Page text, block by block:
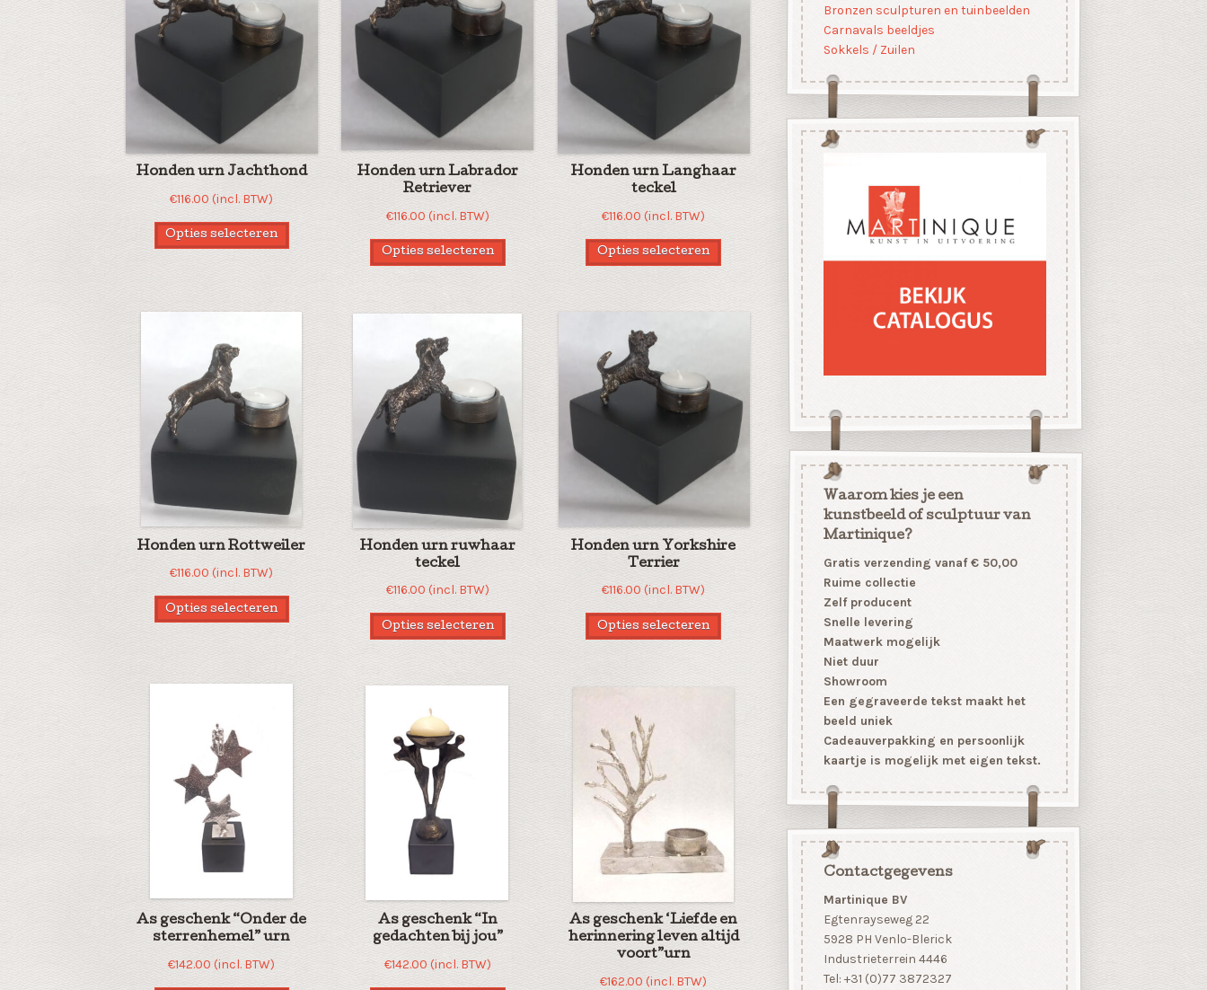
Honden urn Jachthond
€116.00 (incl. BTW)
Opties selecteren
Honden urn Labrador
Retriever
€116.00 (incl. BTW)
Opties selecteren
Honden urn Langhaar
teckel
€116.00 (incl. BTW)
Opties selecteren
Honden urn Rottweiler
€116.00 (incl. BTW)
Opties selecteren
Honden urn ruwhaar
teckel
€116.00 (incl. BTW)
Opties selecteren
Honden urn Yorkshire
Terrier
€116.00 (incl. BTW)
Opties selecteren
As geschenk “Onder de
sterrenhemel” urn
€142.00 (incl. BTW)
As geschenk “In
gedachten bij jou”
€142.00 (incl. BTW)
As geschenk ‘Liefde en
herinnering leven altijd
voort”urn
€162.00 (incl. BTW)
Bronzen sculpturen en tuinbeelden
Carnavals beeldjes
Sokkels / Zuilen
Waarom kies je een
kunstbeeld of sculptuur van
Martinique?
Gratis verzending vanaf € 50,00
Ruime collectie
Zelf producent
Snelle levering
Maatwerk mogelijk
Niet duur
Showroom
Een gegraveerde tekst maakt het
beeld uniek
Cadeauverpakking en persoonlijk
kaartje is mogelijk met eigen tekst.
Contactgegevens
Martinique BV
Egtenrayseweg 22
5928 PH Venlo-Blerick
Industrieterrein 4446
Tel: +31 (0)77 3872327